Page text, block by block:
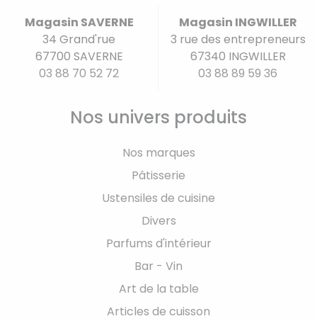
Magasin SAVERNE
34 Grand'rue
67700 SAVERNE
03 88 70 52 72
Magasin INGWILLER
3 rue des entrepreneurs
67340 INGWILLER
03 88 89 59 36
Nos univers produits
Nos marques
Pâtisserie
Ustensiles de cuisine
Divers
Parfums d'intérieur
Bar - Vin
Art de la table
Articles de cuisson